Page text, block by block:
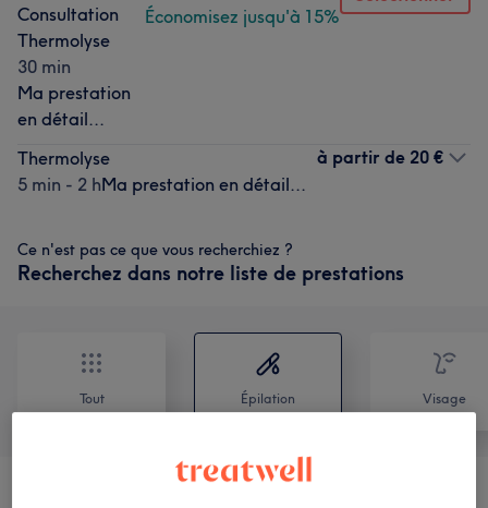
Consultation
Thermolyse
30 min
Ma prestation
en détail...
Économisez jusqu'à 15%
Thermolyse
5 min - 2 hMa prestation en détail...
à partir de 20 €
Ce n'est pas ce que vous recherchiez ?
Recherchez dans notre liste de prestations
Tout Épilation Visage